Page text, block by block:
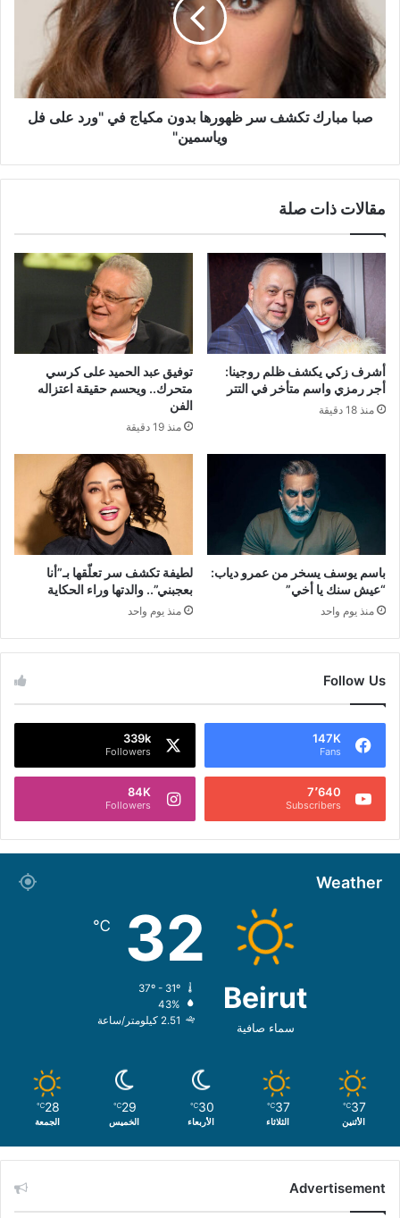
ظهورها
بدون
مكياج
في
"ورد
علىصبا مبارك تكشف سر ظهورها بدون مكياج في "ورد على فل
وياسمين"
مقالات ذات صلة
أشرف زكي يكشف ظلم روجينا:
أجر رمزي واسم متأخر في التتر
منذ 18 دقيقة
توفيق عبد الحميد على كرسي
متحرك.. ويحسم حقيقة اعتزاله
الفن
منذ 19 دقيقة
باسم يوسف يسخر من عمرو دياب:
“عيش سنك يا أخي”
منذ يوم واحد
لطيفة تكشف سر تعلّقها بـ”أنا
بعجبني”.. والدتها وراء الحكاية
منذ يوم واحد
Follow Us
147K
Fans
339k
Followers
7٬640
Subscribers
84K
Followers
Weather
Beirut
سماء صافية
32
℃
43%
2.51 كيلومتر/ساعة
37
℃
الأثنين
37
℃
الثلاثاء
30
℃
الأربعاء
29
℃
الخميس
28
℃
الجمعة
Advertisement